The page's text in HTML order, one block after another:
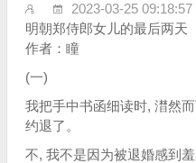
2023-03-25 09:18:57
明朝郑侍郎女儿的最后两天
作者：瞳
(一)
我把手中书函细读时, 澘然
约退了。
不, 我不是因为被退婚感到